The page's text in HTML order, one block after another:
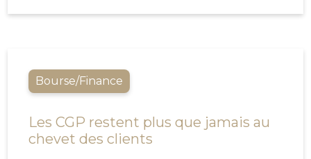
Bourse/Finance
Les CGP restent plus que jamais au
chevet des clients